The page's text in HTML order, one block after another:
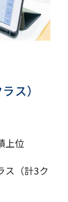
ス）
上位
（計3ク